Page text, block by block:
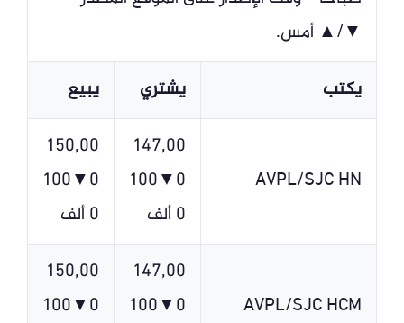
▼/▲ أمس.
يكتب
يشتري يبيع
AVPL/SJC HN
147,00
0▼100
0 ألف
150,00
0▼100
0 ألف
AVPL/SJC HCM
147,00
0▼100
150,00
0▼100